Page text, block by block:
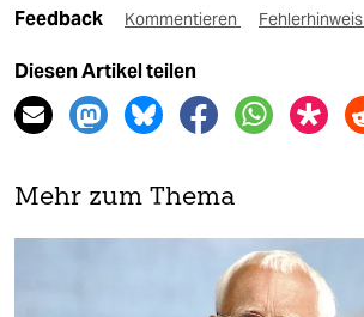
Feedback Kommentieren Fehlerhinweis
Diesen Artikel teilen
Mehr zum Thema